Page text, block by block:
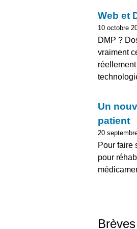
Web et
10 octobre
DMP ?
vraiment
Un
patient
20
Pour faire
pour
Brèves